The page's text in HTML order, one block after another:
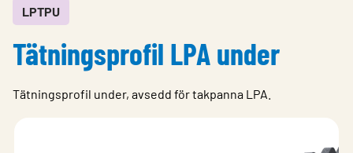
Service & Support
Hållbarhet
LPTPU
Tätningsprofil LPA under
Tätningsprofil under, avsedd för takpanna LPA.